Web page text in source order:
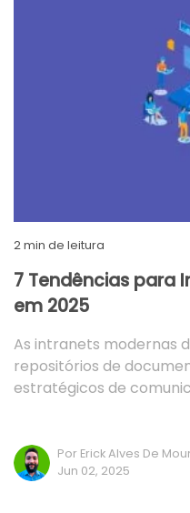
2min de leitura
7 Tendências para
em 2025
As intranets modernas
repositórios de
estratégicos de
Por Erick Alves De
Jun 02, 2025